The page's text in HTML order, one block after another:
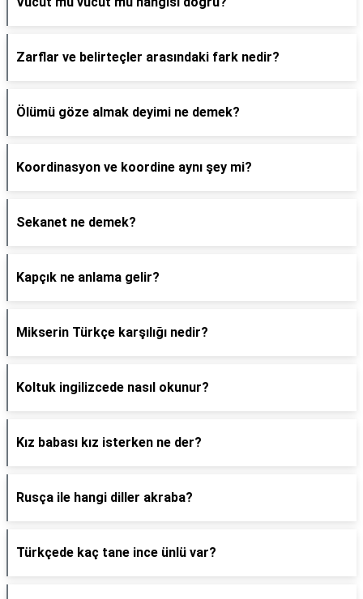
Zarflar ve belirteçler arasındaki fark nedir?
Ölümü göze almak deyimi ne demek?
Koordinasyon ve koordine aynı şey mi?
Sekanet ne demek?
Kapçık ne anlama gelir?
Mikserin Türkçe karşılığı nedir?
Koltuk ingilizcede nasıl okunur?
Kız babası kız isterken ne der?
Rusça ile hangi diller akraba?
Türkçede kaç tane ince ünlü var?